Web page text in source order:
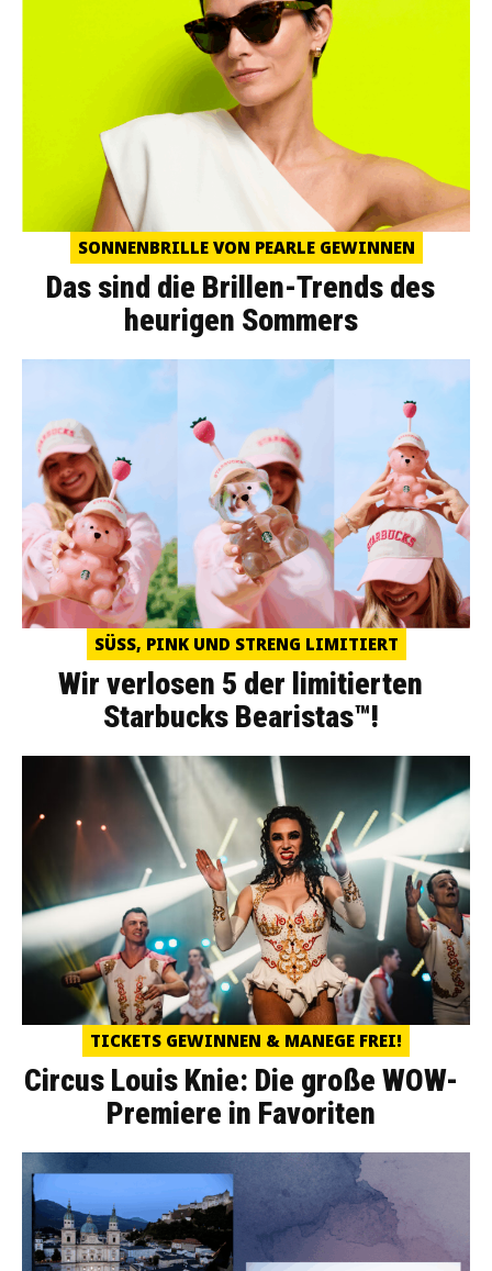
SONNENBRILLE VON PEARLE GEWINNEN
Das sind die Brillen-Trends des
heurigen Sommers
SÜSS, PINK UND STRENG LIMITIERT
Wir verlosen 5 der limitierten
Starbucks Bearistas™!
TICKETS GEWINNEN & MANEGE FREI!
Circus Louis Knie: Die große WOW-
Premiere in Favoriten